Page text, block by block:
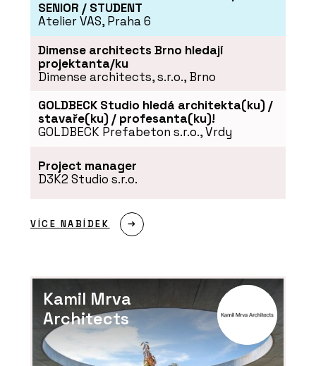
SENIOR / STUDENT
Atelier VAS, Praha 6
Dimense architects Brno hledají
projektanta/ku
Dimense architects, s.r.o., Brno
GOLDBECK Studio hledá architekta(ku) /
stavaře(ku) / profesanta(ku)!
GOLDBECK Prefabeton s.r.o., Vrdy
Project manager
D3K2 Studio s.r.o.
VÍCE NABÍDEK
Kamil Mrva
Architects